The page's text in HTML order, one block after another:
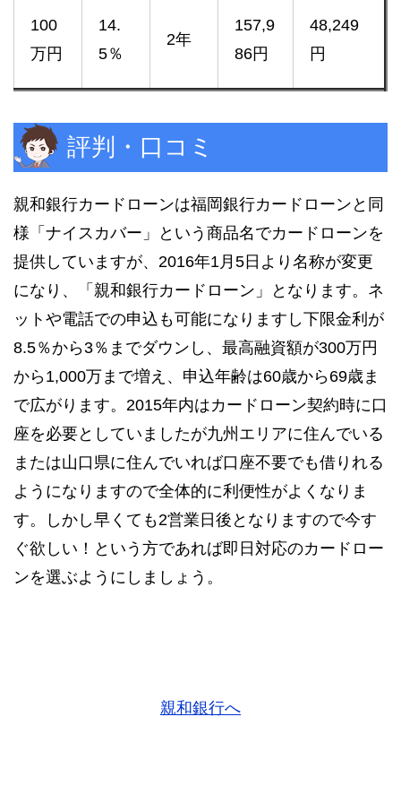
100
万円
14.
5％
2年
157,9
86円
48,249
円
評判・口コミ
親和銀行カードローンは福岡銀行カードローンと同
様「ナイスカバー」という商品名でカードローンを
提供していますが、2016年1月5日より名称が変更
になり、「親和銀行カードローン」となります。ネ
ットや電話での申込も可能になりますし下限金利が
8.5％から3％までダウンし、最高融資額が300万円
から1,000万まで増え、申込年齢は60歳から69歳ま
で広がります。2015年内はカードローン契約時に口
座を必要としていましたが九州エリアに住んでいる
または山口県に住んでいれば口座不要でも借りれる
ようになりますので全体的に利便性がよくなりま
す。しかし早くても2営業日後となりますので今す
ぐ欲しい！という方であれば即日対応のカードロー
ンを選ぶようにしましょう。
親和銀行へ